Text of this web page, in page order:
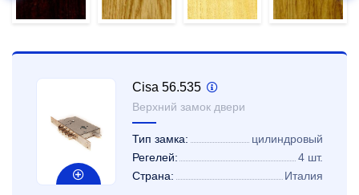
Cisa 56.535
Верхний замок двери
Тип замка:
цилиндровый
Регелей:
4 шт.
Страна:
Италия